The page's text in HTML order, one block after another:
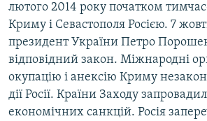
лютого 2014 року початком
Криму і Севастополя Росією. 7
президент України Петро
відповідний закон. Міжнародні
окупацію і анексію Криму
дії Росії. Країни Заходу
економічних санкцій. Росія